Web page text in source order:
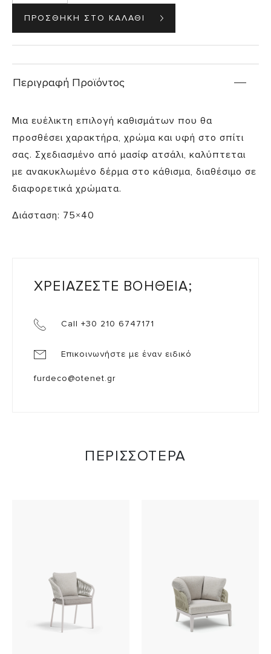
Περιγραφή Προϊόντος
Μια ευέλικτη επιλογή καθισμάτων που θα
προσθέσει χαρακτήρα, χρώμα και υφή στο σπίτι
σας. Σχεδιασμένο από μασίφ ατσάλι, καλύπτεται
με ανακυκλωμένο δέρμα στο κάθισμα, διαθέσιμο σε
διαφορετικά χρώματα.
Διάσταση: 75×40
ΧΡΕΙΑΖΕΣΤΕ ΒΟΗΘΕΙΑ;
Call +30 210 6747171
Επικοινωνήστε με έναν ειδικό
furdeco@otenet.gr
ΠΕΡΙΣΣΟΤΕΡΑ